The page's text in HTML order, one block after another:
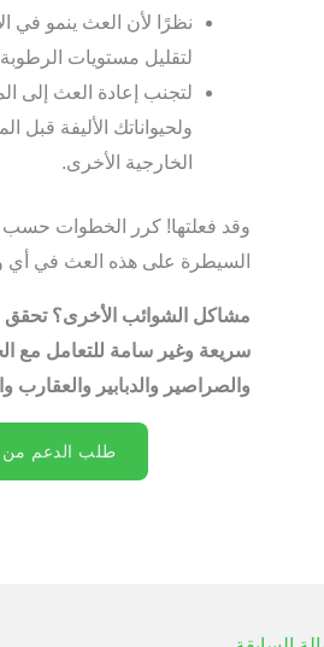
نظرًا لأن العث ينمو في
لتقليل مستويات
ولحيواناتك الأليفة
الخارجية الأخرى.
وقد فعلتها! كرر الخطوات حسب
السيطرة على هذه العث في أي
مشاكل الشوائب الأخرى؟ تحقق
سريعة وغير سامة للتعامل مع
والصراصير والدبابير والعقارب
طلب الدعم من